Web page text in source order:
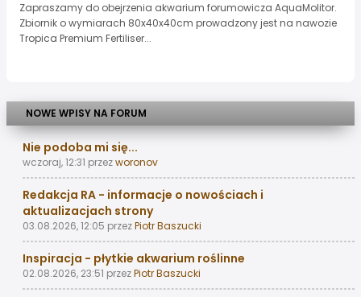
Zapraszamy do obejrzenia akwarium forumowicza AquaMolitor.
Zbiornik o wymiarach 80x40x40cm prowadzony jest na nawozie
Tropica Premium Fertiliser...
NOWE WPISY NA FORUM
Nie podoba mi się...
wczoraj, 12:31 przezworonov
Redakcja RA - informacje o nowościach i
aktualizacjach strony
03.08.2026, 12:05 przezPiotr Baszucki
Inspiracja - płytkie akwarium roślinne
02.08.2026, 23:51 przezPiotr Baszucki